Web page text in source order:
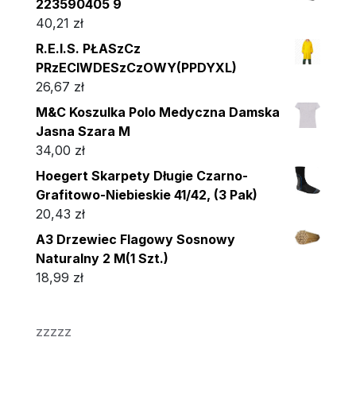
223590405 9
40,21 zł
R.E.I.S. PŁASzCz
PRzECIWDESzCzOWY(PPDYXL)
26,67 zł
M&C Koszulka Polo Medyczna Damska
Jasna Szara M
34,00 zł
Hoegert Skarpety Długie Czarno-
Grafitowo-Niebieskie 41/42, (3 Pak)
20,43 zł
A3 Drzewiec Flagowy Sosnowy
Naturalny 2 M(1 Szt.)
18,99 zł
zzzzz